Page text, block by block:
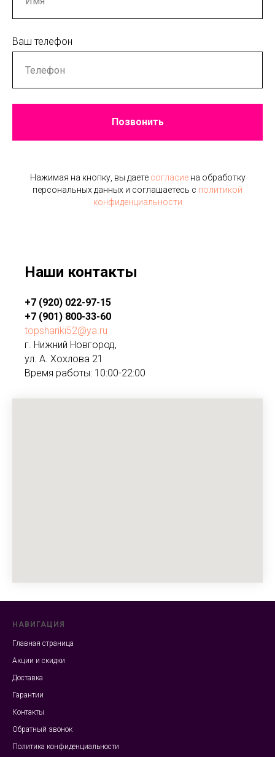
Ваш телефон
Позвонить
Нажимая на кнопку, вы даете согласиена обработку
персональных данных и соглашаетесь c политикой
конфиденциальности
Наши контакты
+7 (920) 022-97-15
+7 (901) 800-33-60
topshariki52@ya.ru
г. Нижний Новгород,
ул. А. Хохлова 21
Время работы: 10:00-22:00
НАВИГАЦИЯ
Главная страница
Акции и скидки
Доставка
Гарантии
Контакты
Обратный звонок
Политика конфиденциальности